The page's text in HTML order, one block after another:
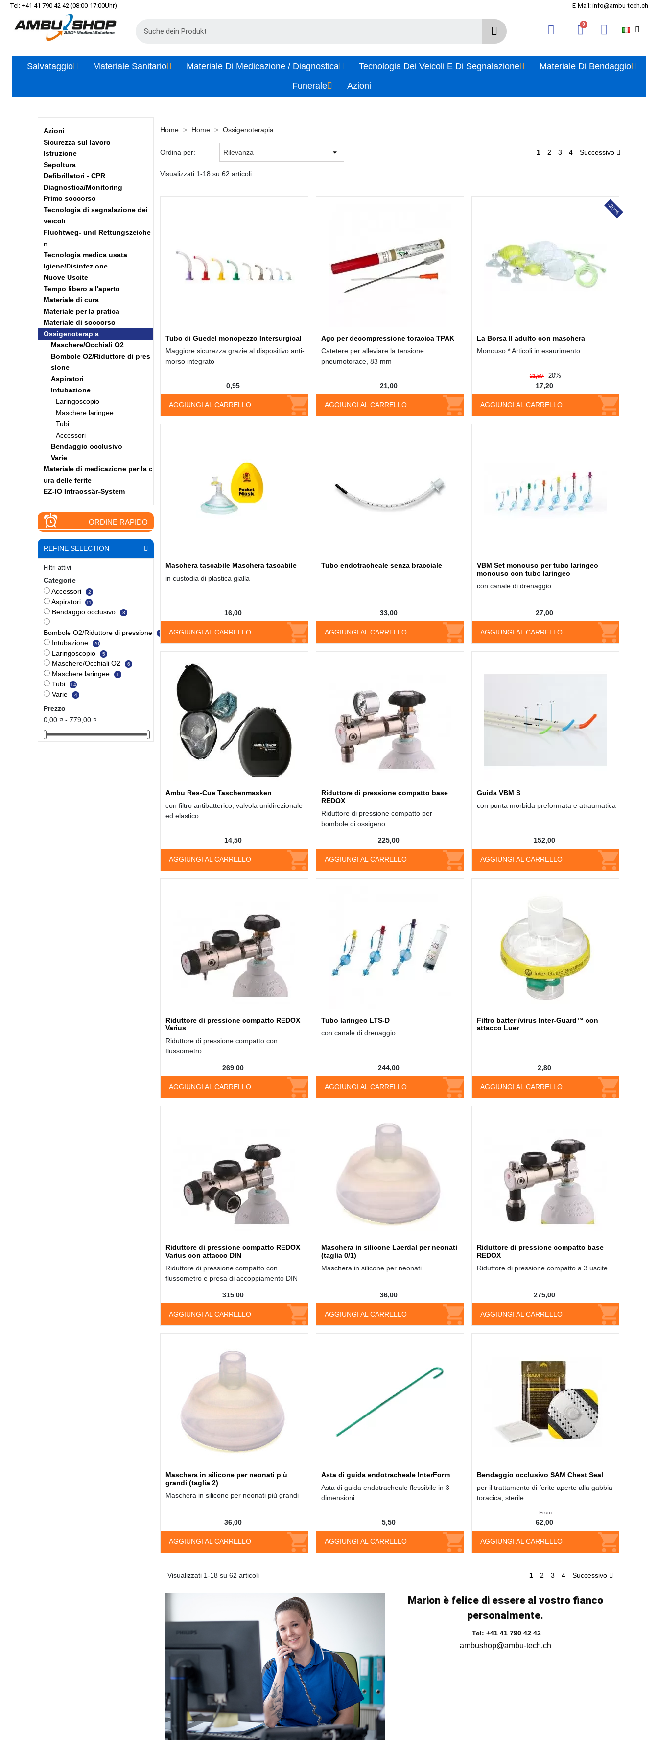
Tel: +41 41 790 42 42 (08:00-17:00Uhr) E-Mail: info@ambu-tech.ch
Salvataggio Materiale Sanitario Materiale Di Medicazione / Diagnostica Tecnologia Dei Veicoli E Di Segnalazione
Materiale Di Bendaggio
Funerale
Azioni
Azioni
Sicurezza sul lavoro
Istruzione
Sepoltura
Defibrillatori - CPR
Diagnostica/Monitoring
Primo soccorso
Tecnologia di segnalazione dei
veicoli
Fluchtweg- und Rettungszeiche
n
Tecnologia medica usata
Igiene/Disinfezione
Nuove Uscite
Tempo libero all'aperto
Materiale di cura
Materiale per la pratica
Materiale di soccorso
Ossigenoterapia
Maschere/Occhiali O2
Bombole O2/Riduttore di pres
sione
Aspiratori
Intubazione
Laringoscopio
Maschere laringee
Tubi
Accessori
Bendaggio occlusivo
Varie
Materiale di medicazione per la c
ura delle ferite
EZ-IO Intraossär-System
ORDINE RAPIDO
REFINE SELECTION
Filtri attivi
Categorie
Accessori
2
Aspiratori 11
Bendaggio occlusivo 3
Bombole O2/Riduttore di pressione 8
Intubazione 20
Laringoscopio 5
Maschere/Occhiali O2 6
Maschere laringee 1
Tubi 14
Varie 4
Prezzo
0,00 ¤ - 779,00 ¤
Home Home Ossigenoterapia
Ordina per: 1 2 3 4 Successivo
Visualizzati 1-18 su 62 articoli
Tubo di Guedel monopezzo Intersurgical
Maggiore sicurezza grazie al dispositivo anti-
morso integrato
AGGIUNGI AL CARRELLO
0,95
Ago per decompressione toracica TPAK
Catetere per alleviare la tensione
pneumotorace, 83 mm
AGGIUNGI AL CARRELLO
21,00
La Borsa II adulto con maschera
Monouso * Articoli in esaurimento
AGGIUNGI AL CARRELLO
21,50 -20%
17,20
-20%
Maschera tascabile Maschera tascabile
in custodia di plastica gialla
AGGIUNGI AL CARRELLO
16,00
Tubo endotracheale senza bracciale
AGGIUNGI AL CARRELLO
33,00
VBM Set monouso per tubo laringeo
monouso con tubo laringeo
con canale di drenaggio
AGGIUNGI AL CARRELLO
27,00
Ambu Res-Cue Taschenmasken
con filtro antibatterico, valvola unidirezionale
ed elastico
AGGIUNGI AL CARRELLO
14,50
Riduttore di pressione compatto base
REDOX
Riduttore di pressione compatto per
bombole di ossigeno
AGGIUNGI AL CARRELLO
225,00
Guida VBM S
con punta morbida preformata e atraumatica
AGGIUNGI AL CARRELLO
152,00
Riduttore di pressione compatto REDOX
Varius
Riduttore di pressione compatto con
flussometro
AGGIUNGI AL CARRELLO
269,00
Tubo laringeo LTS-D
con canale di drenaggio
AGGIUNGI AL CARRELLO
244,00
Filtro batteri/virus Inter-Guard™ con
attacco Luer
AGGIUNGI AL CARRELLO
2,80
Riduttore di pressione compatto REDOX
Varius con attacco DIN
Riduttore di pressione compatto con
flussometro e presa di accoppiamento DIN
AGGIUNGI AL CARRELLO
315,00
Maschera in silicone Laerdal per neonati
(taglia 0/1)
Maschera in silicone per neonati
AGGIUNGI AL CARRELLO
36,00
Riduttore di pressione compatto base
REDOX
Riduttore di pressione compatto a 3 uscite
AGGIUNGI AL CARRELLO
275,00
Maschera in silicone per neonati più
grandi (taglia 2)
Maschera in silicone per neonati più grandi
AGGIUNGI AL CARRELLO
36,00
Asta di guida endotracheale InterForm
Asta di guida endotracheale flessibile in 3
dimensioni
AGGIUNGI AL CARRELLO
5,50
Bendaggio occlusivo SAM Chest Seal
per il trattamento di ferite aperte alla gabbia
toracica, sterile
AGGIUNGI AL CARRELLO
From
62,00
Visualizzati 1-18 su 62 articoli 1 2 3 4 Successivo
Marion è felice di essere al vostro fianco
personalmente.
Tel: +41 41 790 42 42
ambushop@ambu-tech.ch